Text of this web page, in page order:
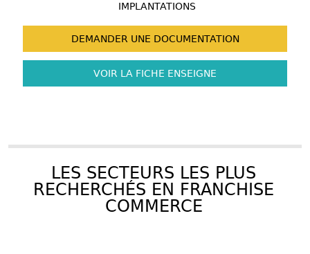
IMPLANTATIONS
DEMANDER UNE DOCUMENTATION
VOIR LA FICHE ENSEIGNE
LES SECTEURS LES PLUS
RECHERCHÉS EN FRANCHISE
COMMERCE